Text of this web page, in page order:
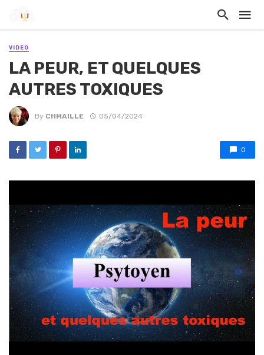
VIDEO
LA PEUR, ET QUELQUES
AUTRES TOXIQUES
By CHMAILLE 05/04/2024
0